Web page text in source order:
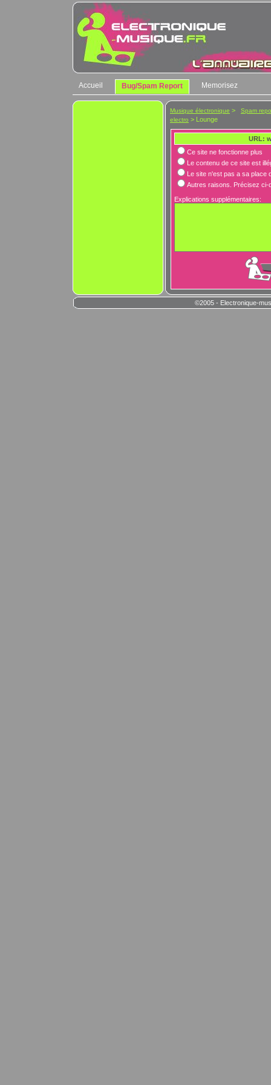
Accueil Bug/Spam Report Memorisez
Musique électronique > Spam
electro > Lounge
URL:
Ce site ne fonctionne plus
Le contenu de ce site est
Le site n'est pas a sa place
Autres raisons. Précisez ci-
Explications supplémentaires:
©2005 - Electronique-